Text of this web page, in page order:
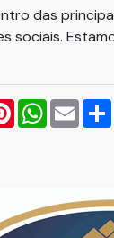
das
sociais.
PinterestWhatsApp
Email